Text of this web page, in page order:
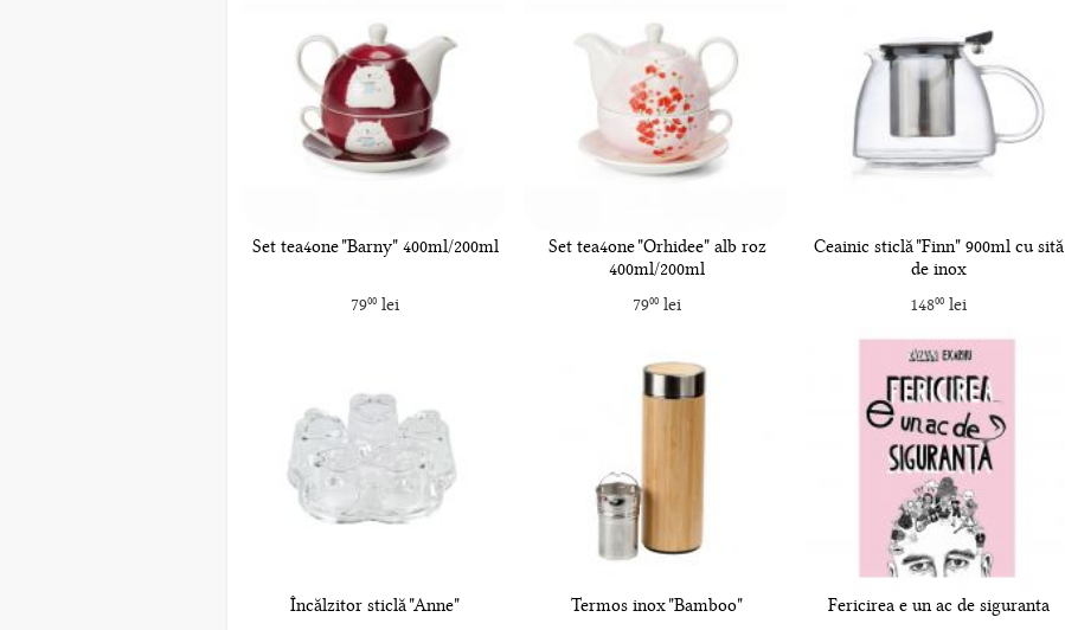
Set tea4one "Barny" 400ml/200ml
7900lei
Set tea4one "Orhidee" alb roz
400ml/200ml
7900lei
Ceainic sticlă "Finn" 900ml cu sită
de inox
14800 lei
Încălzitor sticlă "Anne" Termos inox "Bamboo" Fericirea e un ac de siguranta